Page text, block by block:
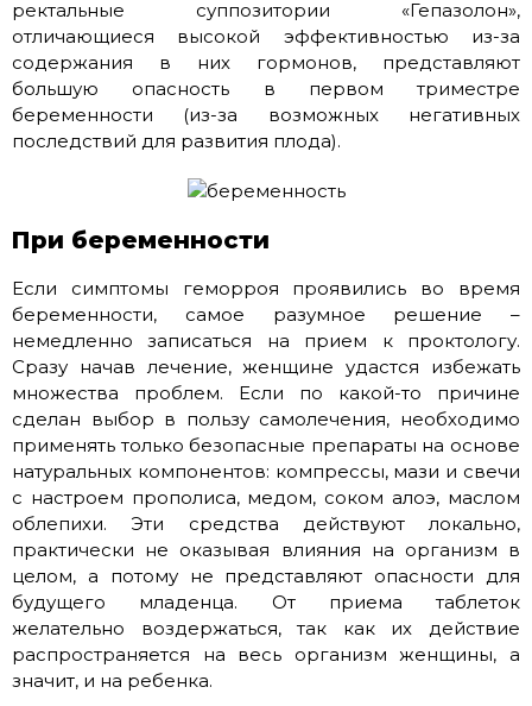
ректальные суппозитории «Гепазолон»,
отличающиеся высокой эффективностью из-за
содержания в них гормонов, представляют
большую опасность в первом триместре
беременности (из-за возможных негативных
последствий для развития плода).
При беременности
Если симптомы геморроя проявились во время
беременности, самое разумное решение –
немедленно записаться на прием к проктологу.
Сразу начав лечение, женщине удастся избежать
множества проблем. Если по какой-то причине
сделан выбор в пользу самолечения, необходимо
применять только безопасные препараты на основе
натуральных компонентов: компрессы, мази и свечи
с настроем прополиса, медом, соком алоэ, маслом
облепихи. Эти средства действуют локально,
практически не оказывая влияния на организм в
целом, а потому не представляют опасности для
будущего младенца. От приема таблеток
желательно воздержаться, так как их действие
распространяется на весь организм женщины, а
значит, и на ребенка.